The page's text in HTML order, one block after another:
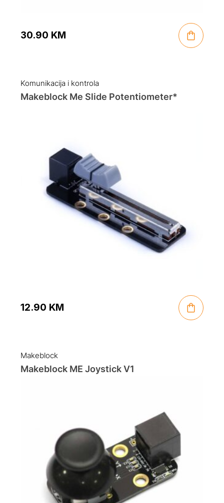
30.90 KM
Komunikacija i kontrola
Makeblock Me Slide Potentiometer*
12.90 KM
Makeblock
Makeblock ME Joystick V1